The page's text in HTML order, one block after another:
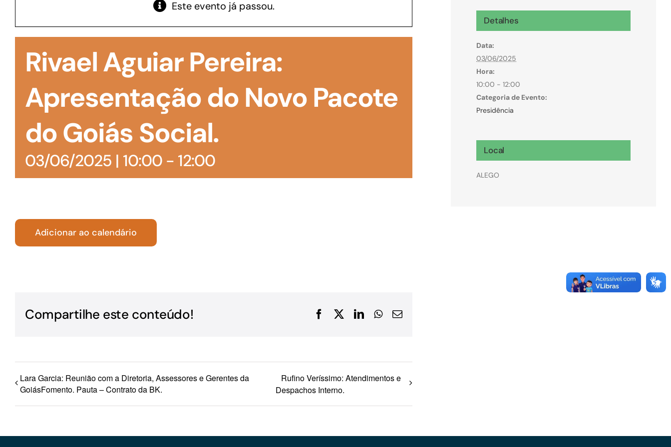
manutenção de estoques e despesas operacionais
realizar obras, dentre outros serviços
Microcrédito
Para MEI, microempresas e pessoas físicas
(feirantes e transportes)
Para os negócios voltados aos serviços do setor de
turismo
Este evento já passou.
Rivael Aguiar Pereira:
Apresentação do Novo Pacote
do Goiás Social.
03/06/2025 | 10:00- 12:00
Adicionar ao calendário
Compartilhe este conteúdo! FacebookLinkedInWhatsApp
E-
Lara Garcia: Reunião com a Diretoria, Assessores e Gerentes da
GoiásFomento. Pauta – Contrato da BK.
Rufino Veríssimo: Atendimentos e
Despachos Interno.
Detalhes
Data:
03/06/2025
Hora:
10:00 - 12:00
Categoria de Evento:
Presidência
Local
ALEGO